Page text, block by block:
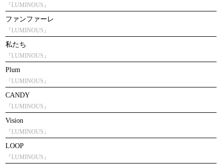
『LUMINOUS』
ファンファーレ
『LUMINOUS』
私たち
『LUMINOUS』
Plum
『LUMINOUS』
CANDY
『LUMINOUS』
Vision
『LUMINOUS』
LOOP
『LUMINOUS』